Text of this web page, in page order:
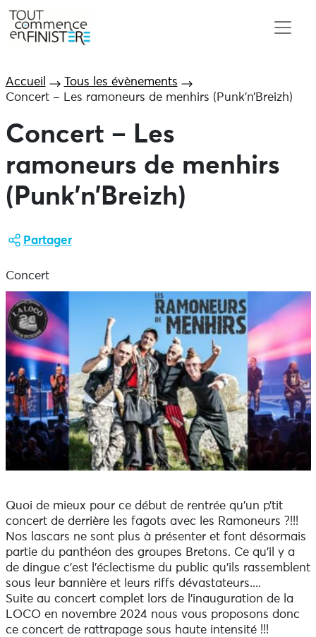
Accueil
Tous les évènements
Concert – Les ramoneurs de menhirs (Punk’n’Breizh)
Concert – Les
ramoneurs de menhirs
(Punk’n’Breizh)
Partager
Concert
Quoi de mieux pour ce début de rentrée qu’un p’tit
concert de derrière les fagots avec les Ramoneurs ?!!!
Nos lascars ne sont plus à présenter et font désormais
partie du panthéon des groupes Bretons. Ce qu’il y a
de dingue c’est l’éclectisme du public qu’ils rassemblent
sous leur bannière et leurs riffs dévastateurs....
Suite au concert complet lors de l’inauguration de la
LOCO en novembre 2024 nous vous proposons donc
ce concert de rattrapage sous haute intensité !!!